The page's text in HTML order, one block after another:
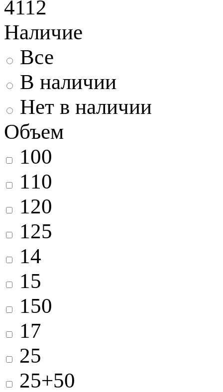
4112
Наличие
Все
В наличии
Нет в наличии
Объем
100
110
120
125
14
15
150
17
25
25+50